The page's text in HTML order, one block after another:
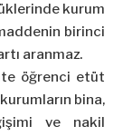
kurum
birinci
aranmaz.
öğrenci etüt
bina,
ve nakil